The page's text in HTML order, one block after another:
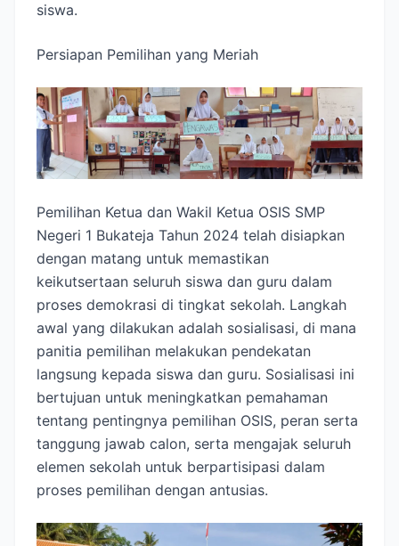
siswa.
Persiapan Pemilihan yang Meriah
Pemilihan Ketua dan Wakil Ketua OSIS SMP
Negeri 1 Bukateja Tahun 2024 telah disiapkan
dengan matang untuk memastikan
keikutsertaan seluruh siswa dan guru dalam
proses demokrasi di tingkat sekolah. Langkah
awal yang dilakukan adalah sosialisasi, di mana
panitia pemilihan melakukan pendekatan
langsung kepada siswa dan guru. Sosialisasi ini
bertujuan untuk meningkatkan pemahaman
tentang pentingnya pemilihan OSIS, peran serta
tanggung jawab calon, serta mengajak seluruh
elemen sekolah untuk berpartisipasi dalam
proses pemilihan dengan antusias.